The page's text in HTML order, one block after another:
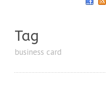
Tag
business card